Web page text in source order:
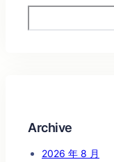
Archive
2026 年 8 月